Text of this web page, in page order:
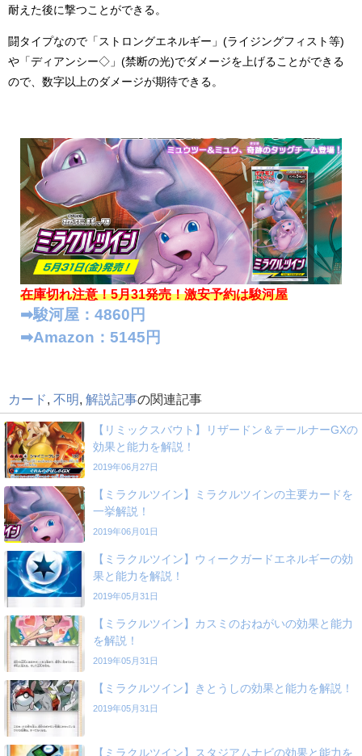
耐えた後に撃つことができる。
闘タイプなので「ストロングエネルギー」(ライジングフィスト等)
や「ディアンシー◇」(禁断の光)でダメージを上げることができる
ので、数字以上のダメージが期待できる。
在庫切れ注意！5月31発売！激安予約は駿河屋
➡︎駿河屋：4860円
➡︎Amazon：5145円
カード 不明 解説記事の関連記事
【リミックスバウト】リザードン＆テールナーGXの
効果と能力を解説！
2019年06月27日
【ミラクルツイン】ミラクルツインの主要カードを
一挙解説！
2019年06月01日
【ミラクルツイン】ウィークガードエネルギーの効
果と能力を解説！
2019年05月31日
【ミラクルツイン】カスミのおねがいの効果と能力
を解説！
2019年05月31日
【ミラクルツイン】きとうしの効果と能力を解説！
2019年05月31日
【ミラクルツイン】スタジアムナビの効果と能力を